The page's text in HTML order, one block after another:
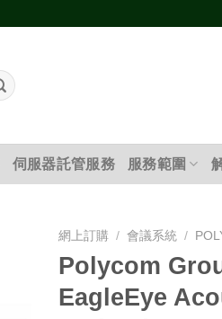
伺服器託管服務 服務範圍
網上訂購 / 會議系統 /
Polycom
EagleEye